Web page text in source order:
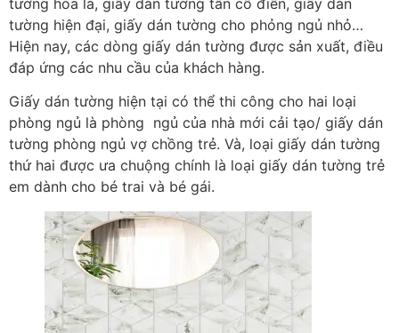
tường hiện đại, giấy dán tường cho phỏng ngủ nhỏ…
Hiện nay, các dòng giấy dán tường được sản xuất, điều
đáp ứng các nhu cầu của khách hàng.
Giấy dán tường hiện tại có thể thi công cho hai loại
phòng ngủ là phòng ngủ của nhà mới cải tạo/ giấy dán
tường phòng ngủ vợ chồng trẻ. Và, loại giấy dán tường
thứ hai được ưa chuộng chính là loại giấy dán tường trẻ
em dành cho bé trai và bé gái.